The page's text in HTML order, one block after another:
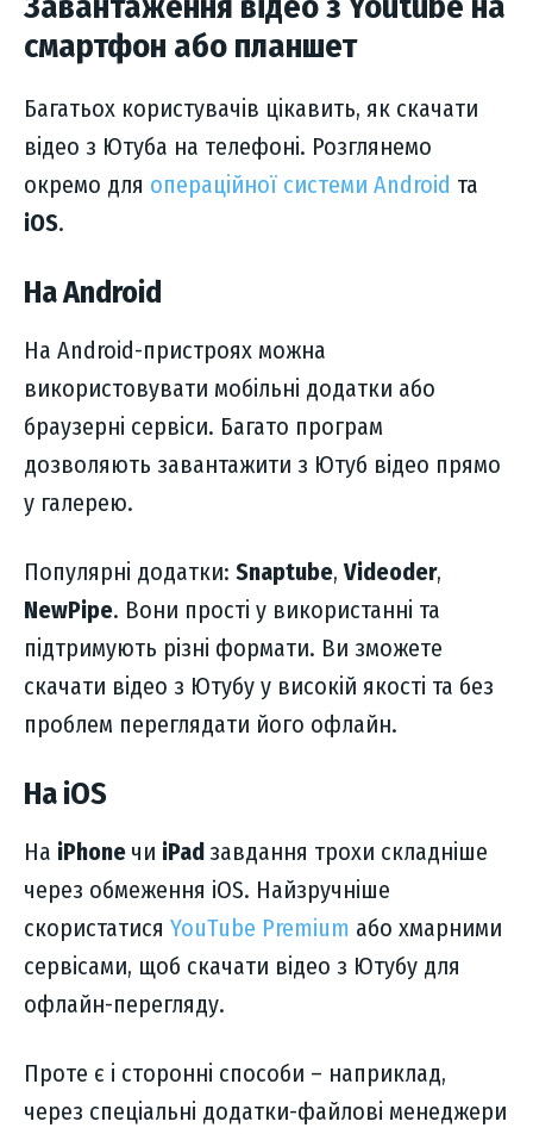
смартфон або планшет
Багатьох користувачів цікавить, як скачати
відео з Ютуба на телефоні. Розглянемо
окремо для операційної системи Android та
iOS.
На Android
На Android-пристроях можна
використовувати мобільні додатки або
браузерні сервіси. Багато програм
дозволяють завантажити з Ютуб відео прямо
у галерею.
Популярні додатки: Snaptube, Videoder,
NewPipe. Вони прості у використанні та
підтримують різні формати. Ви зможете
скачати відео з Ютубу у високій якості та без
проблем переглядати його офлайн.
На iOS
На iPhone чи iPad завдання трохи складніше
через обмеження iOS. Найзручніше
скористатися YouTube Premium або хмарними
сервісами, щоб скачати відео з Ютубу для
офлайн-перегляду.
Проте є і сторонні способи – наприклад,
через спеціальні додатки-файлові менеджери